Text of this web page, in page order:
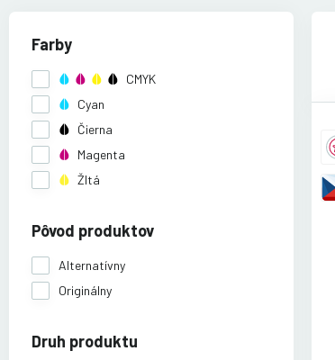
Farby
CMYK
Cyan
Čierna
Magenta
Žltá
Pôvod produktov
Alternatívny
Originálny
Druh produktu